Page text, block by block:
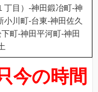
丁目）-神田鍛冶町-神
小川町-台東-神田佐久
町-神田平河町-神田
今の時間